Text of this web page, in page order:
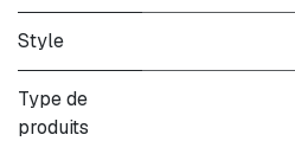
Style
Type de
produits